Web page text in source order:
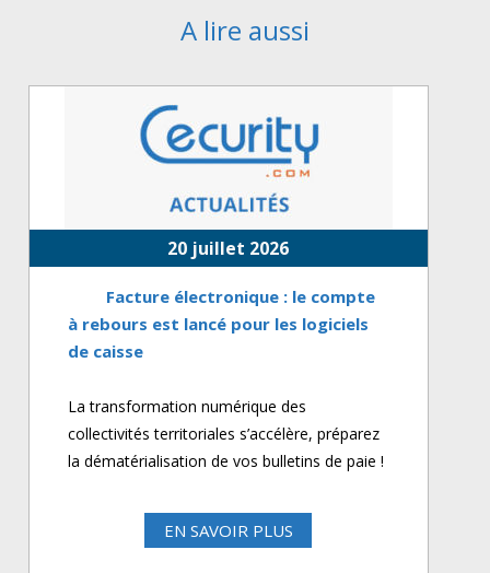
A lire aussi
20 juillet 2026
Facture électronique : le compte
à rebours est lancé pour les logiciels
de caisse
La transformation numérique des
collectivités territoriales s’accélère, préparez
la dématérialisation de vos bulletins de paie !
EN SAVOIR PLUS